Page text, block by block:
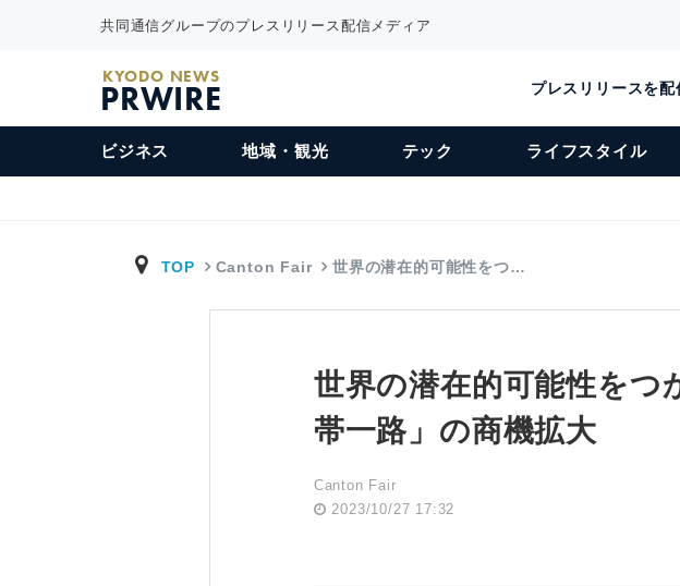
共同通信グループのプレスリリース配信メディア
KYODO NEWS
PRWIRE プレスリリースを配
ビジネス 地域・観光 テック ライフスタイル
TOP Canton Fair 世界の潜在的可能性をつ…
世界の潜在的可能性をつ
帯一路」の商機拡大
Canton Fair
2023/10/27 17:32